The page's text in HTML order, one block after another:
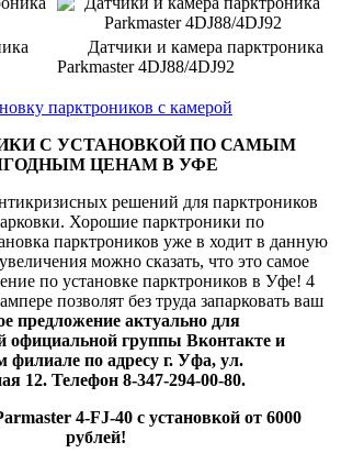
Датчики и камера парктроника
Parkmaster 4DJ88/4DJ92
парктроников с камерой
С УСТАНОВКОЙ ПО САМЫМ
ЦЕНАМ В УФЕ
решений для парктроников
Хорошие парктроники по
парктроников уже в ходит в данную
можно сказать, что это самое
по установке парктроников в Уфе! 4
позволят без труда запарковать ваш
предложение актуально для
официальной группы Вконтакте и
филиале по адресу г. Уфа, ул.
12. Телефон 8-347-294-00-80.
4-FJ-40 с установкой от 6000
рублей!